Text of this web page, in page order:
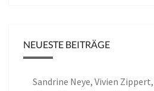
NEUESTE BEITRÄGE
Sandrine Neye, Vivien